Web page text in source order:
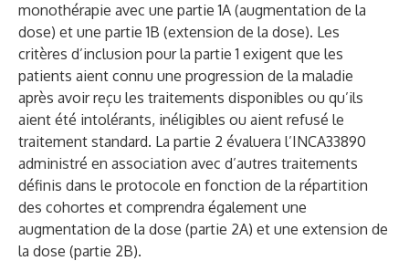
monothérapie avec une partie 1A (augmentation de la
dose) et une partie 1B (extension de la dose). Les
critères d’inclusion pour la partie 1 exigent que les
patients aient connu une progression de la maladie
après avoir reçu les traitements disponibles ou qu’ils
aient été intolérants, inéligibles ou aient refusé le
traitement standard. La partie 2 évaluera l’INCA33890
administré en association avec d’autres traitements
définis dans le protocole en fonction de la répartition
des cohortes et comprendra également une
augmentation de la dose (partie 2A) et une extension de
la dose (partie 2B).